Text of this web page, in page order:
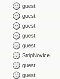
guest
guest
guest
guest
guest
StripNovice
guest
guest